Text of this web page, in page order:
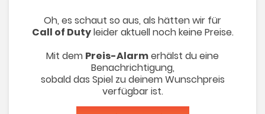
Oh, es schaut so aus, als hätten wir für
Call of Dutyleider aktuell noch keine Preise.
Mit dem Preis-Alarmerhälst du eine
Benachrichtigung,
sobald das Spiel zu deinem Wunschpreis
verfügbar ist.